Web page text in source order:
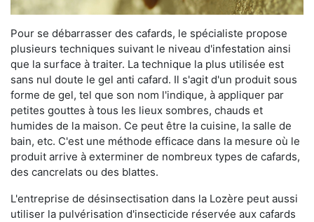
Pour se débarrasser des cafards, le spécialiste propose
plusieurs techniques suivant le niveau d'infestation ainsi
que la surface à traiter. La technique la plus utilisée est
sans nul doute le gel anti cafard. Il s'agit d'un produit sous
forme de gel, tel que son nom l'indique, à appliquer par
petites gouttes à tous les lieux sombres, chauds et
humides de la maison. Ce peut être la cuisine, la salle de
bain, etc. C'est une méthode efficace dans la mesure où le
produit arrive à exterminer de nombreux types de cafards,
des cancrelats ou des blattes.
L'entreprise de désinsectisation dans la Lozère peut aussi
utiliser la pulvérisation d'insecticide réservée aux cafards